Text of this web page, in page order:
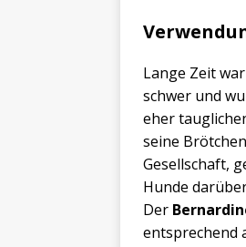
Lange Zeit
schwer und
eher
seine
Gesellschaft,
Hunde
Der
entsprechend